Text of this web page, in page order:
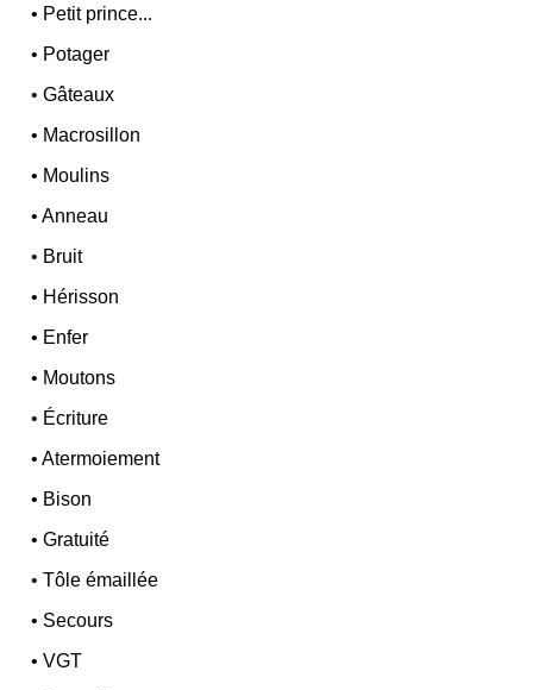
• Petit prince...
• Potager
•Gâteaux
• Macrosillon
• Moulins
•Anneau
• Bruit
• Hérisson
• Enfer
• Moutons
• Écriture
•Atermoiement
• Bison
•Gratuité
•Tôle émaillée
• Secours
•VGT